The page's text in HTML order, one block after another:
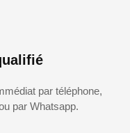
par téléphone,
par Whatsapp.